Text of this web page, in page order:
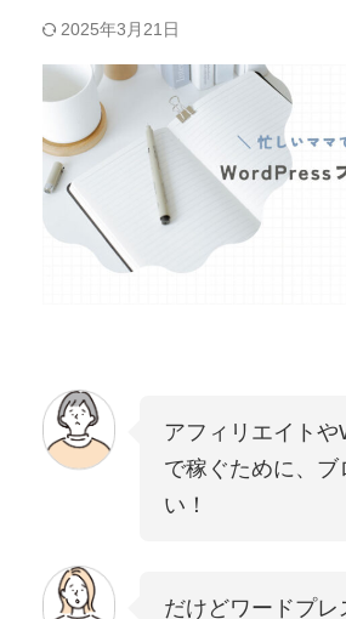
2025年3月21日
アフィリエイトや
で稼ぐために、ブ
い！
だけどワードプレ